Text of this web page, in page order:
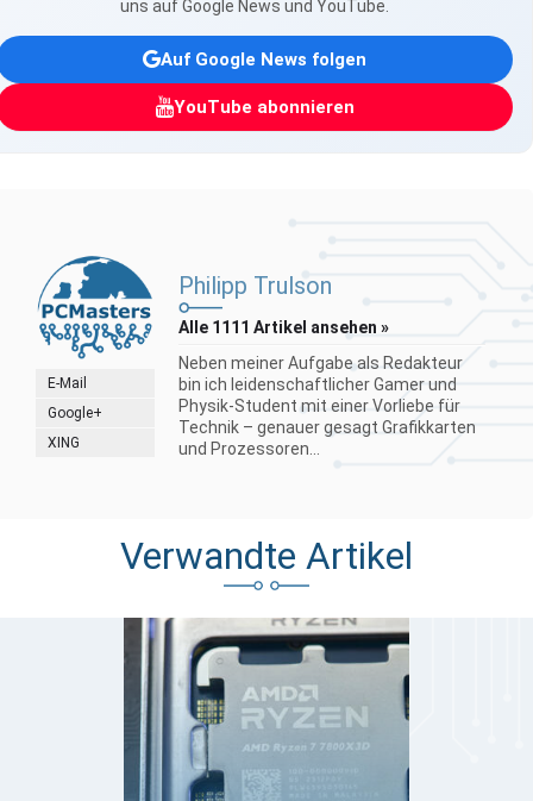
uns auf Google News und YouTube.
Auf Google News folgen
YouTube abonnieren
E-Mail
Google+
XING
Philipp Trulson
Alle 1111 Artikel ansehen »
Neben meiner Aufgabe als Redakteur
bin ich leidenschaftlicher Gamer und
Physik-Student mit einer Vorliebe für
Technik – genauer gesagt Grafikkarten
und Prozessoren...
Verwandte Artikel